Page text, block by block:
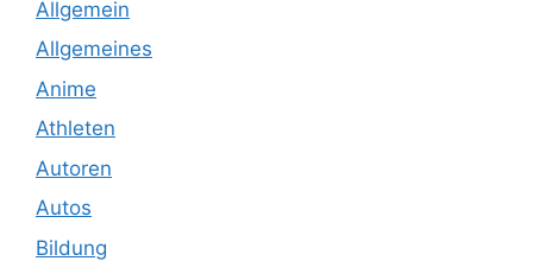
Allgemein
Allgemeines
Anime
Athleten
Autoren
Autos
Bildung